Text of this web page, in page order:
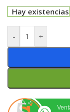
Hay existencias
- +